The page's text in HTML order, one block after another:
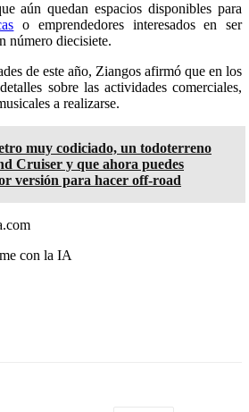
aún quedan espacios disponibles para
o emprendedores interesados en ser
número diecisiete.
de este año, Ziangos afirmó que en los
sobre las actividades comerciales,
a realizarse.
muy codiciado, un todoterreno
Cruiser y que ahora puedes
versión para hacer off-road
con la IA